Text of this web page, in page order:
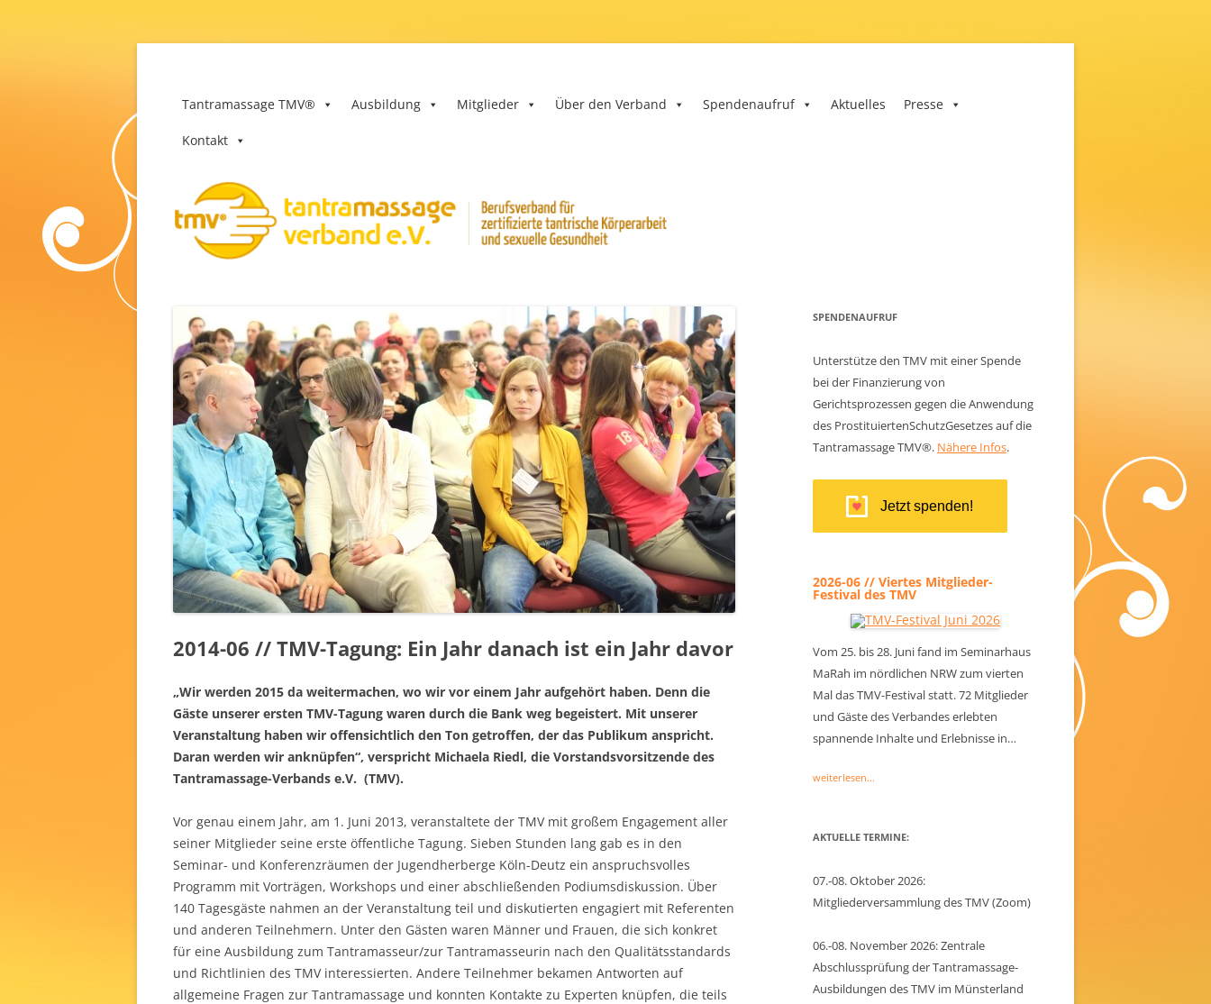
Zum
Tantramassage TMV® Ausbildung Mitglieder Über den Verband Spendenaufruf Aktuelles Presse
Kontakt
2014-06 // TMV-Tagung: Ein Jahr danach ist ein Jahr davor
„Wir werden 2015 da weitermachen, wo wir vor einem Jahr aufgehört haben. Denn die
Gäste unserer ersten TMV-Tagung waren durch die Bank weg begeistert. Mit unserer
Veranstaltung haben wir offensichtlich den Ton getroffen, der das Publikum anspricht.
Daran werden wir anknüpfen“, verspricht Michaela Riedl, die Vorstandsvorsitzende des
Tantramassage-Verbands e.V. (TMV).
Vor genau einem Jahr, am 1. Juni 2013, veranstaltete der TMV mit großem Engagement aller
seiner Mitglieder seine erste öffentliche Tagung. Sieben Stunden lang gab es in den
Seminar- und Konferenzräumen der Jugendherberge Köln-Deutz ein anspruchsvolles
Programm mit Vorträgen, Workshops und einer abschließenden Podiumsdiskussion. Über
140 Tagesgäste nahmen an der Veranstaltung teil und diskutierten engagiert mit Referenten
und anderen Teilnehmern. Unter den Gästen waren Männer und Frauen, die sich konkret
für eine Ausbildung zum Tantramasseur/zur Tantramasseurin nach den Qualitätsstandards
und Richtlinien des TMV interessierten. Andere Teilnehmer bekamen Antworten auf
allgemeine Fragen zur Tantramassage und konnten Kontakte zu Experten knüpfen, die teils
SPENDENAUFRUF
Unterstütze den TMV mit einer Spende
bei der Finanzierung von
Gerichtsprozessen gegen die Anwendung
des ProstituiertenSchutzGesetzes auf die
Tantramassage TMV®. Nähere Infos.
Jetzt spenden!
2026-06 // Viertes Mitglieder-
Festival des TMV
Vom 25. bis 28. Juni fand im Seminarhaus
MaRah im nördlichen NRW zum vierten
Mal das TMV-Festival statt. 72 Mitglieder
und Gäste des Verbandes erlebten
spannende Inhalte und Erlebnisse in…
weiterlesen...
AKTUELLE TERMINE:
07.-08. Oktober 2026:
Mitgliederversammlung des TMV (Zoom)
06.-08. November 2026: Zentrale
Abschlussprüfung der Tantramassage-
Ausbildungen des TMV im Münsterland